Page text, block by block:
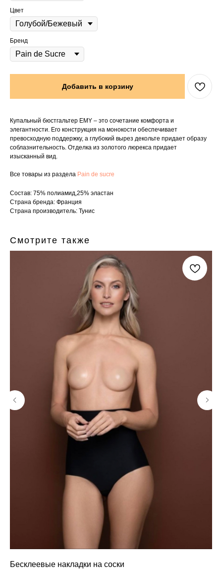
Цвет
Бренд
Добавить в корзину
Купальный бюстгальтер EMY – это сочетание комфорта и
элегантности. Его конструкция на монокости обеспечивает
превосходную поддержку, а глубокий вырез декольте придает образу
соблазнительность. Отделка из золотого люрекса придает
изысканный вид.
Все товары из раздела Pain de sucre
Состав: 75% полиамид,25% эластан
Страна бренда: Франция
Страна производитель: Тунис
Смотрите также
Бесклеевые накладки на соски